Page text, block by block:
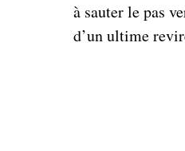
à sauter le pas
d’un ultime